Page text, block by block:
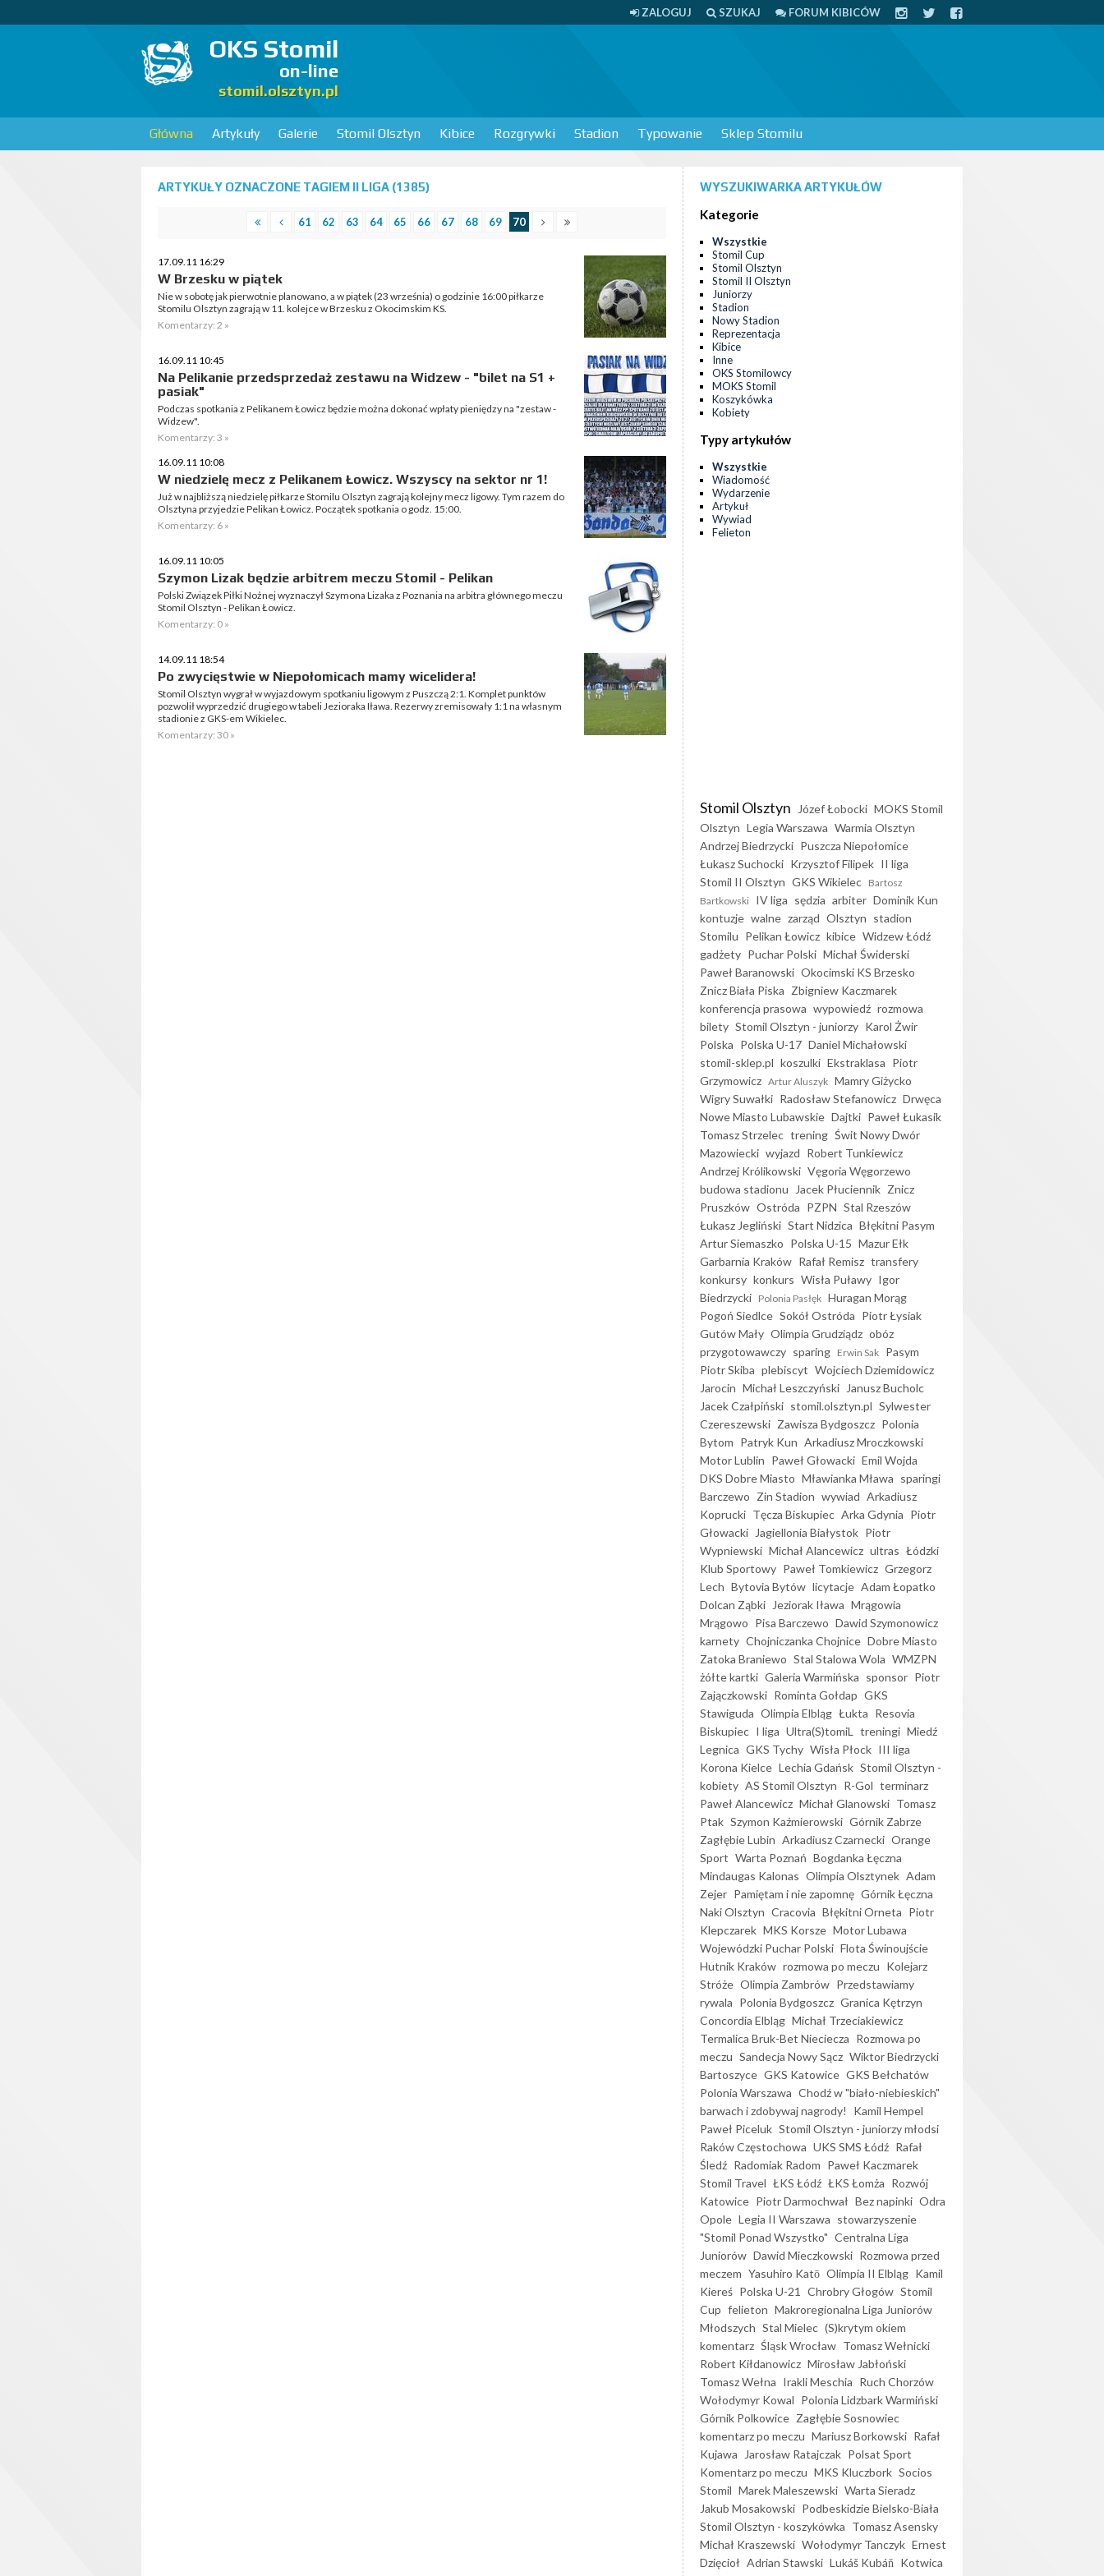
ZALOGUJ SZUKAJ FORUM KIBICÓW
OKS Stomil
on-line
stomil.olsztyn.pl
Główna Artykuły Galerie Stomil Olsztyn Kibice Rozgrywki Stadion Typowanie Sklep Stomilu
ARTYKUŁY OZNACZONE TAGIEM II LIGA (1385)
61 62 63 64 65 66 67 68 69 70
17.09.11 16:29
W Brzesku w piątek
Nie w sobotę jak pierwotnie planowano, a w piątek (23 września) o godzinie 16:00 piłkarze
Stomilu Olsztyn zagrają w 11. kolejce w Brzesku z Okocimskim KS.
Komentarzy: 2 »
16.09.11 10:45
Na Pelikanie przedsprzedaż zestawu na Widzew - "bilet na S1 +
pasiak"
Podczas spotkania z Pelikanem Łowicz będzie można dokonać wpłaty pieniędzy na "zestaw -
Widzew".
Komentarzy: 3 »
16.09.11 10:08
W niedzielę mecz z Pelikanem Łowicz. Wszyscy na sektor nr 1!
Już w najbliższą niedzielę piłkarze Stomilu Olsztyn zagrają kolejny mecz ligowy. Tym razem do
Olsztyna przyjedzie Pelikan Łowicz. Początek spotkania o godz. 15:00.
Komentarzy: 6 »
16.09.11 10:05
Szymon Lizak będzie arbitrem meczu Stomil - Pelikan
Polski Związek Piłki Nożnej wyznaczył Szymona Lizaka z Poznania na arbitra głównego meczu
Stomil Olsztyn - Pelikan Łowicz.
Komentarzy: 0 »
14.09.11 18:54
Po zwycięstwie w Niepołomicach mamy wicelidera!
Stomil Olsztyn wygrał w wyjazdowym spotkaniu ligowym z Puszczą 2:1. Komplet punktów
pozwolił wyprzedzić drugiego w tabeli Jezioraka Iława. Rezerwy zremisowały 1:1 na własnym
stadionie z GKS-em Wikielec.
Komentarzy: 30 »
WYSZUKIWARKA ARTYKUŁÓW
Kategorie
Wszystkie
Stomil Cup
Stomil Olsztyn
Stomil II Olsztyn
Juniorzy
Stadion
Nowy Stadion
Reprezentacja
Kibice
Inne
OKS Stomilowcy
MOKS Stomil
Koszykówka
Kobiety
Typy artykułów
Wszystkie
Wiadomość
Wydarzenie
Artykuł
Wywiad
Felieton
Stomil Olsztyn Józef Łobocki MOKS Stomil
Olsztyn Legia Warszawa Warmia Olsztyn
Andrzej Biedrzycki Puszcza Niepołomice
Łukasz Suchocki Krzysztof Filipek II liga
Stomil II Olsztyn GKS Wikielec Bartosz
Bartkowski IV liga sędzia arbiter Dominik Kun
kontuzje walne zarząd Olsztyn stadion
Stomilu Pelikan Łowicz kibice Widzew Łódź
gadżety Puchar Polski Michał Świderski
Paweł Baranowski Okocimski KS Brzesko
Znicz Biała Piska Zbigniew Kaczmarek
konferencja prasowa wypowiedź rozmowa
bilety Stomil Olsztyn - juniorzy Karol Żwir
Polska Polska U-17 Daniel Michałowski
stomil-sklep.pl koszulki Ekstraklasa Piotr
Grzymowicz Artur Aluszyk Mamry Giżycko
Wigry Suwałki Radosław Stefanowicz Drwęca
Nowe Miasto Lubawskie Dajtki Paweł Łukasik
Tomasz Strzelec trening Świt Nowy Dwór
Mazowiecki wyjazd Robert Tunkiewicz
Andrzej Królikowski Vęgoria Węgorzewo
budowa stadionu
Jacek Płuciennik Znicz
Pruszków Ostróda PZPN Stal Rzeszów
Łukasz Jegliński Start Nidzica Błękitni Pasym
Artur Siemaszko Polska U-15 Mazur Ełk
Garbarnia Kraków Rafał Remisz transfery
konkursy konkurs Wisła Puławy Igor
Biedrzycki Polonia Pasłęk Huragan Morąg
Pogoń Siedlce Sokół Ostróda Piotr Łysiak
Gutów Mały Olimpia Grudziądz obóz
przygotowawczy sparing Erwin Sak Pasym
Piotr Skiba plebiscyt Wojciech Dziemidowicz
Jarocin Michał Leszczyński
Janusz Bucholc
Jacek Czałpiński stomil.olsztyn.pl Sylwester
Czereszewski Zawisza Bydgoszcz Polonia
Bytom Patryk Kun Arkadiusz Mroczkowski
Motor Lublin Paweł Głowacki Emil Wojda
DKS Dobre Miasto Mławianka Mława sparingi
Barczewo Zin Stadion wywiad Arkadiusz
Koprucki Tęcza Biskupiec Arka Gdynia Piotr
Głowacki
Jagiellonia Białystok Piotr
Wypniewski Michał Alancewicz ultras Łódzki
Klub Sportowy Paweł Tomkiewicz Grzegorz
Lech Bytovia Bytów licytacje Adam Łopatko
Dolcan Ząbki
Jeziorak Iława Mrągowia
Mrągowo Pisa Barczewo Dawid Szymonowicz
karnety Chojniczanka Chojnice Dobre Miasto
Zatoka Braniewo Stal Stalowa Wola WMZPN
żółte kartki Galeria Warmińska sponsor Piotr
Zajączkowski Rominta Gołdap GKS
Stawiguda Olimpia Elbląg Łukta Resovia
Biskupiec I liga Ultra(S)tomiL treningi Miedź
Legnica GKS Tychy Wisła Płock III liga
Korona Kielce Lechia Gdańsk Stomil Olsztyn -
kobiety AS Stomil Olsztyn R-Gol terminarz
Paweł Alancewicz Michał Glanowski Tomasz
Ptak Szymon Kaźmierowski Górnik Zabrze
Zagłębie Lubin Arkadiusz Czarnecki Orange
Sport Warta Poznań Bogdanka Łęczna
Mindaugas Kalonas Olimpia Olsztynek Adam
Zejer Pamiętam i nie zapomnę Górnik Łęczna
Naki Olsztyn Cracovia Błękitni Orneta Piotr
Klepczarek MKS Korsze Motor Lubawa
Wojewódzki Puchar Polski Flota Świnoujście
Hutnik Kraków rozmowa po meczu Kolejarz
Stróże Olimpia Zambrów Przedstawiamy
rywala Polonia Bydgoszcz Granica Kętrzyn
Concordia Elbląg Michał Trzeciakiewicz
Termalica Bruk-Bet Nieciecza Rozmowa po
meczu Sandecja Nowy Sącz Wiktor Biedrzycki
Bartoszyce GKS Katowice GKS Bełchatów
Polonia Warszawa Chodź w "biało-niebieskich"
barwach i zdobywaj nagrody!
Kamil Hempel
Paweł Piceluk Stomil Olsztyn - juniorzy młodsi
Raków Częstochowa UKS SMS Łódź Rafał
Śledź Radomiak Radom Paweł Kaczmarek
Stomil Travel ŁKS Łódź ŁKS Łomża Rozwój
Katowice Piotr Darmochwał Bez napinki Odra
Opole Legia II Warszawa stowarzyszenie
"Stomil Ponad Wszystko" Centralna Liga
Juniorów Dawid Mieczkowski Rozmowa przed
meczem Yasuhiro Katō Olimpia II Elbląg Kamil
Kiereś Polska U-21 Chrobry Głogów Stomil
Cup felieton Makroregionalna Liga Juniorów
Młodszych Stal Mielec (S)krytym okiem
komentarz Śląsk Wrocław Tomasz Wełnicki
Robert Kiłdanowicz Mirosław Jabłoński
Tomasz Wełna Irakli Meschia Ruch Chorzów
Wołodymyr Kowal Polonia Lidzbark Warmiński
Górnik Polkowice Zagłębie Sosnowiec
komentarz po meczu Mariusz Borkowski Rafał
Kujawa
Jarosław Ratajczak Polsat Sport
Komentarz po meczu MKS Kluczbork Socios
Stomil Marek Maleszewski Warta Sieradz
Jakub Mosakowski Podbeskidzie Bielsko-Biała
Stomil Olsztyn - koszykówka Tomasz Asensky
Michał Kraszewski Wołodymyr Tanczyk Ernest
Dzięcioł Adrian Stawski Lukáš Kubáň Kotwica